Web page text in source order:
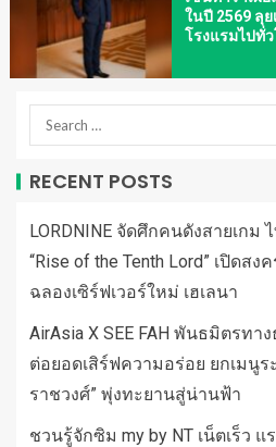
ในปี 2569 ลุ
โรงแรมไปทั่
RECENT POSTS
LORDNINE จัดศึกคนดังสายเก
“Rise of the Tenth Lord” เปิดส
ฉลองเซิร์ฟเวอร์ใหม่ เฮเลนา
AirAsia X SEE FAH พันธมิตรทา
ต่อยอดเสิร์ฟความอร่อย ยกเมนู
ราชวงศ์” พุ่งทะยานสู่น่านฟ้า
ชวนรู้จักซิม my by NT เน็ตเร็ว